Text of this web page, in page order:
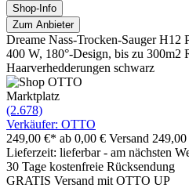
Shop-Info
Zum Anbieter
Dreame Nass-Trocken-Sauger H12
400 W, 180°-Design, bis zu 300m2
Haarverhedderungen schwarz
Marktplatz
(2.678)
Verkäufer: OTTO
249,00 €* ab 0,00 € Versand
Lieferzeit: lieferbar - am nächsten
30 Tage kostenfreie Rücksendung
GRATIS Versand mit OTTO UP